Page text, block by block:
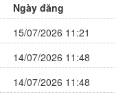
Ngày đăng
15/07/2026 11:21
14/07/2026 11:48
14/07/2026 11:48